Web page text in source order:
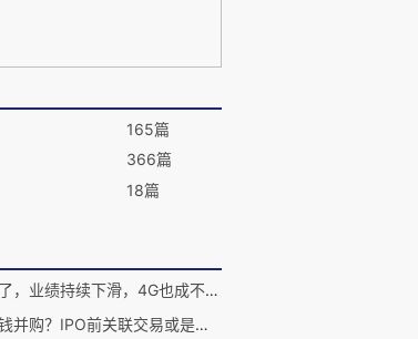
165篇
366篇
18篇
中国移动跑不动了，业绩持续下滑，4G也成不了救星？
马云为何连续砸钱并购？IPO前关联交易或是其心中的痛